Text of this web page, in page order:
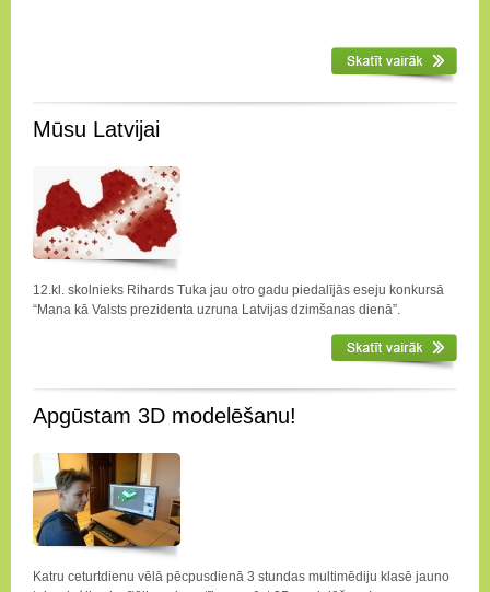
Mūsu Latvijai
12.kl. skolnieks Rihards Tuka jau otro gadu piedalījās eseju konkursā
“Mana kā Valsts prezidenta uzruna Latvijas dzimšanas dienā”.
Apgūstam 3D modelēšanu!
Katru ceturtdienu vēlā pēcpusdienā 3 stundas multimēdiju klasē jauno